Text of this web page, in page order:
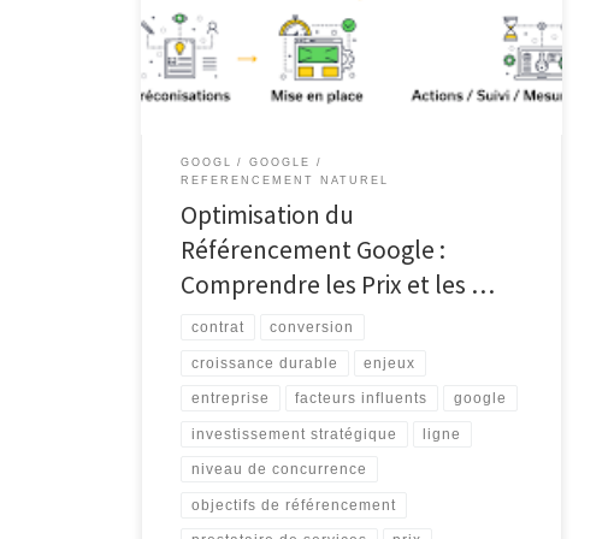
le référencement sur Google et quels sont les enjeux
associés ? Les prix du référencement sur Google
varient en fonction […]
GOOGL
GOOGLE
REFERENCEMENT NATUREL
Optimisation du
Référencement Google :
Comprendre les Prix et les …
contrat conversion
croissance durable enjeux
entreprise facteurs influents google
investissement stratégique ligne
niveau de concurrence
objectifs de référencement